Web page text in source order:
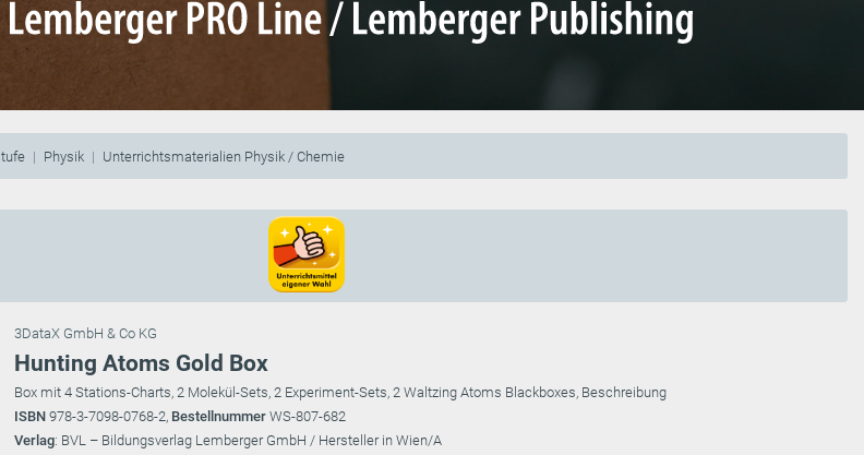
Physik Unterrichtsmaterialien Physik / Chemie
3DataX GmbH & Co KG
Hunting Atoms Gold Box
Box mit 4 Stations-Charts, 2 Molekül-Sets, 2 Experiment-Sets, 2 Waltzing Atoms Blackboxes, Beschreibung
ISBN 978-3-7098-0768-2, Bestellnummer WS-807-682
Verlag: BVL – Bildungsverlag Lemberger GmbH / Hersteller in Wien/A